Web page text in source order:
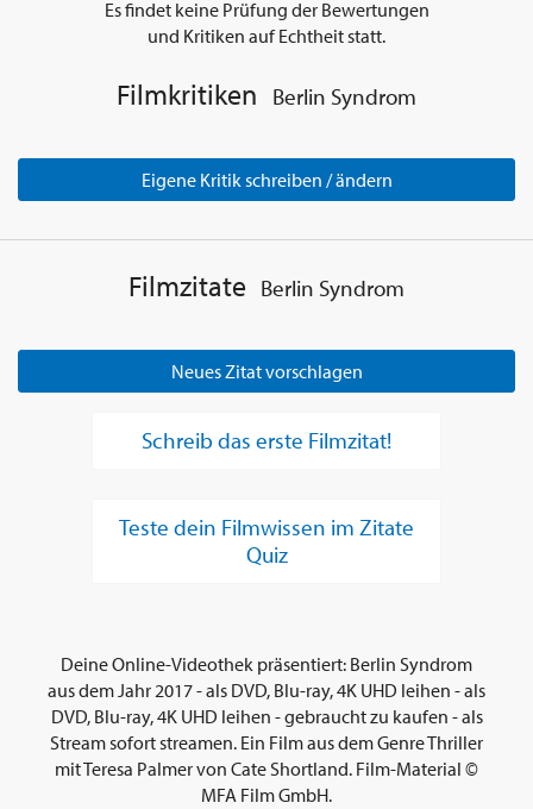
Es findet keine Prüfung der Bewertungen
und Kritiken auf Echtheit statt.
Filmkritiken Berlin Syndrom
Eigene Kritik schreiben / ändern
Filmzitate Berlin Syndrom
Neues Zitat vorschlagen
Schreib das erste Filmzitat!
Teste dein Filmwissen im Zitate
Quiz
Deine Online-Videothek präsentiert: Berlin Syndrom
aus dem Jahr 2017 - als DVD, Blu-ray, 4K UHD leihen - als
DVD, Blu-ray, 4K UHD leihen - gebraucht zu kaufen - als
Stream sofort streamen. Ein Film aus dem Genre Thriller
mit Teresa Palmer von Cate Shortland. Film-Material ©
MFA Film GmbH.